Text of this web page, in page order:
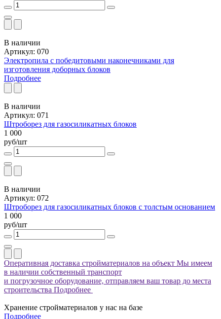
В наличии
Артикул: 070
Электропила с победитовыми наконечниками для
изготовления доборных блоков
Подробнее
В наличии
Артикул: 071
Штроборез для газосиликатных блоков
1 000
руб/шт
В наличии
Артикул: 072
Штроборез для газосиликатных блоков с толстым основанием
1 000
руб/шт
Оперативная доставка стройматериалов на объект Мы имеем
в наличии собственный транспорт
и погрузочное оборудование, отправляем ваш товар до места
строительства Подробнее
Хранение стройматериалов у нас на базе
Подробнее